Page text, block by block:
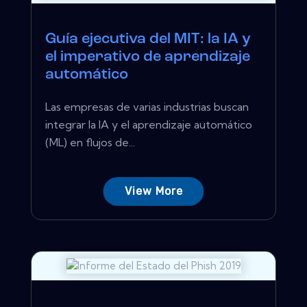
Guía ejecutiva del MIT: la IA y
el imperativo de aprendizaje
automático
Las empresas de varias industrias buscan
integrar la IA y el aprendizaje automático
(ML) en flujos de...
View More